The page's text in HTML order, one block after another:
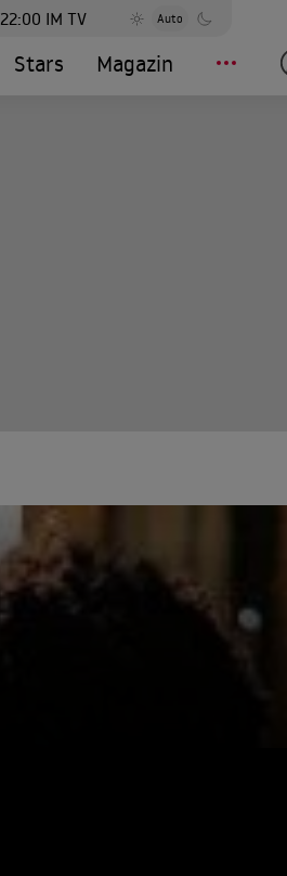
22:00 IM TV Auto
Stars Magazin